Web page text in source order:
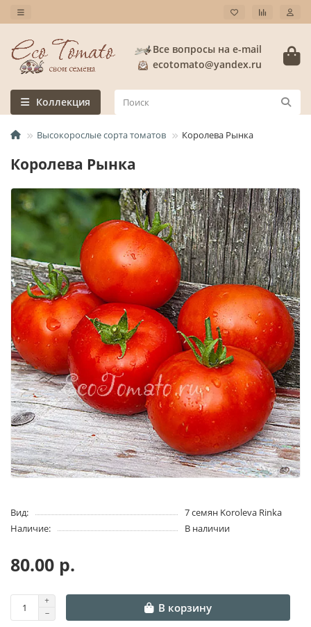
Все вопросы на e-mail
ecotomato@yandex.ru
Коллекция
Высокорослые сорта томатов Королева Рынка
Королева Рынка
Вид:
7 семян Koroleva Rinka
Наличие:
В наличии
80.00 р.
В корзину